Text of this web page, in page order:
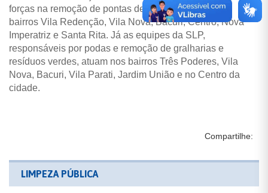
forças na remoção de pontas de lixos e entulhos nos
bairros Vila Redenção, Vila Nova, Bacuri, Centro, Nova
Imperatriz e Santa Rita. Já as equipes da SLP,
responsáveis por podas e remoção de gralharias e
resíduos verdes, atuam nos bairros Três Poderes, Vila
Nova, Bacuri, Vila Parati, Jardim União e no Centro da
cidade.
Compartilhe:
LIMPEZA PÚBLICA